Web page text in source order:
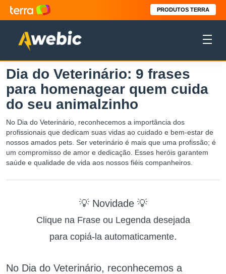
PRODUTOS TERRA
Dia do Veterinário: 9 frases
para homenagear quem cuida
do seu animalzinho
No Dia do Veterinário, reconhecemos a importância dos
profissionais que dedicam suas vidas ao cuidado e bem-estar de
nossos amados pets. Ser veterinário é mais que uma profissão; é
um compromisso de amor e dedicação. Esses heróis garantem
saúde e qualidade de vida aos nossos fiéis companheiros.
💡 Novidade 💡
Clique na Frase ou Legenda desejada
para copiá-la automaticamente.
No Dia do Veterinário, reconhecemos a